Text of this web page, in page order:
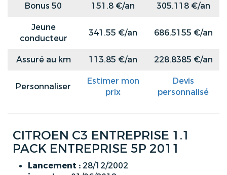
Bonus 50
151.8 €/an
305.118 €/an
Jeune
conducteur
341.55 €/an 686.5155 €/an
Assuré au km 113.85 €/an 228.8385 €/an
Personnaliser
Estimer mon
prix
Devis
personnalisé
CITROEN C3 ENTREPRISE 1.1
PACK ENTREPRISE 5P 2011
Lancement : 28/12/2002